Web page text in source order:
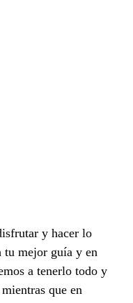
y hacer lo
tu mejor guía y en
a tenerlo todo y
que en